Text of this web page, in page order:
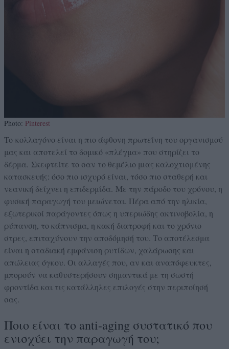
Photo: Pinterest
To κολλαγόνο είναι η πιο άφθονη πρωτεΐνη του οργανισμού
μας και αποτελεί το δομικό «πλέγμα» που στηρίζει το
δέρμα. Σκεφτείτε το σαν το θεμέλιο μιας καλοχτισμένης
κατασκευής: όσο πιο ισχυρό είναι, τόσο πιο σταθερή και
νεανική δείχνει η επιδερμίδα. Με την πάροδο του χρόνου, η
φυσική παραγωγή του μειώνεται. Πέρα από την ηλικία,
εξωτερικοί παράγοντες όπως η υπεριώδης ακτινοβολία, η
ρύπανση, το κάπνισμα, η κακή διατροφή και το χρόνιο
στρες, επιταχύνουν την αποδόμησή του. Το αποτέλεσμα
είναι η σταδιακή εμφάνιση ρυτίδων, χαλάρωσης και
απώλειας όγκου. Οι αλλαγές που, αν και αναπόφευκτες,
μπορούν να καθυστερήσουν σημαντικά με τη σωστή
φροντίδα και τις κατάλληλες επιλογές στην περιποίησή
σας.
Ποιο είναι το anti-aging συστατικό που
ενισχύει την παραγωγή του;